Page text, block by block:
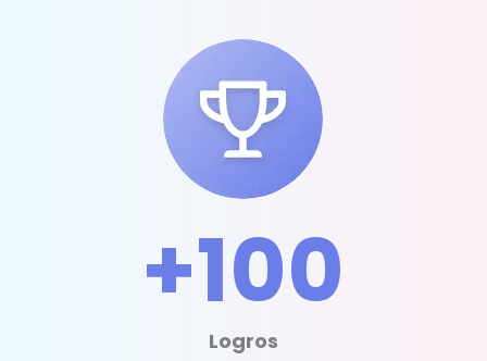
+100
Logros